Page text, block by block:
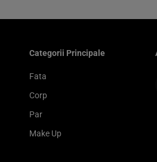
Categorii Principale
Fata
Corp
Par
Make Up